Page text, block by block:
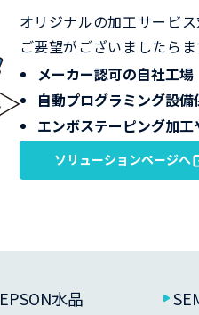
オリジナルの加工サービス
ご要望がございましたら
メーカー認可の自社工場
自動プログラミング設備
エンボステーピング加
ソリューションページへ
EPSON水晶